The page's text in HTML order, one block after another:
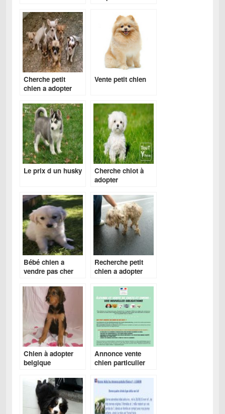
Cherche petit
chien a adopter
Vente petit chien
Le prix d un husky
Cherche chiot à
adopter
Bébé chien a
vendre pas cher
Recherche petit
chien a adopter
Chien à adopter
belgique
Annonce vente
chien particulier